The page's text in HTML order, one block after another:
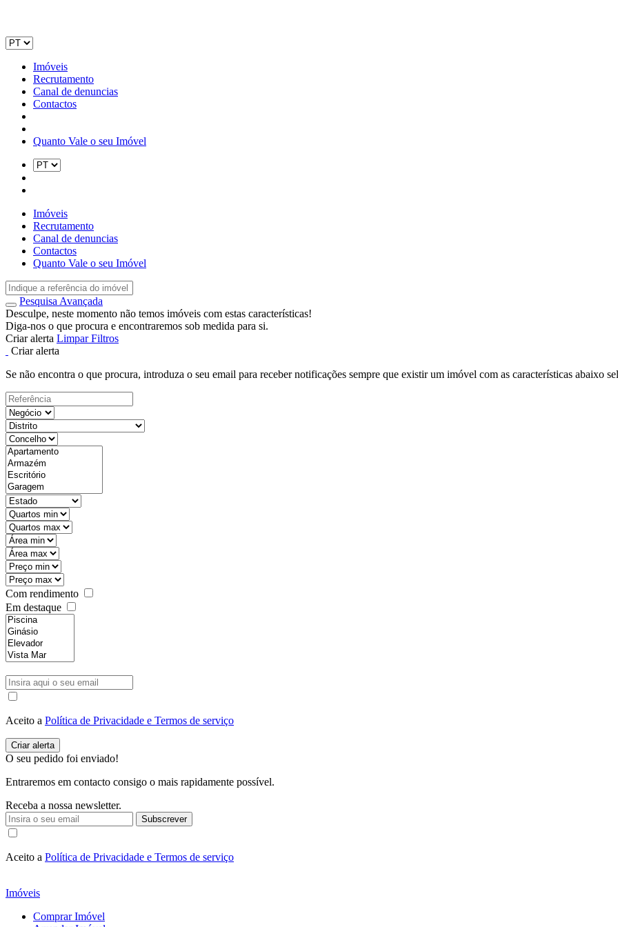
Imóveis
Recrutamento
Canal de denuncias
Contactos
Quanto Vale o seu Imóvel
Imóveis
Recrutamento
Canal de denuncias
Contactos
Quanto Vale o seu Imóvel
Pesquisa Avançada
Desculpe, neste momento não temos imóveis com estas características!
Diga-nos o que procura e encontraremos sob medida para si.
Criar alerta Limpar Filtros
Criar alerta
Se não encontra o que procura, introduza o seu email para receber notificações sempre que existir um imóvel com as características abaixo
Com rendimento
Em destaque
Aceito a Política de Privacidade e Termos de serviço
O seu pedido foi enviado!
Entraremos em contacto consigo o mais rapidamente possível.
Receba a nossa newsletter.
Subscrever
Aceito a Política de Privacidade e Termos de serviço
Imóveis
Comprar Imóvel